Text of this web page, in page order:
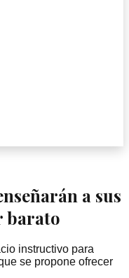
a sus
barato
instructivo para
se propone ofrecer